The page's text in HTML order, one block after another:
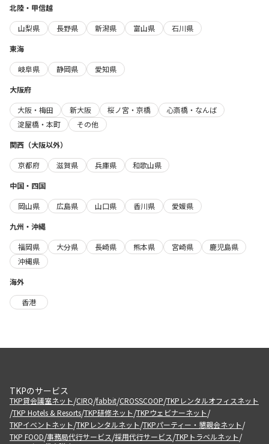
北陸・甲信越
山梨県
長野県 新潟県 富山県
石川県
東海
岐阜県
静岡県
愛知県
大阪府
大阪・梅田
新大阪 桜ノ宮・京橋
心斎橋・なんば
淀屋橋・本町
その他
関西（大阪以外）
京都府
滋賀県 兵庫県
和歌山県
中国・四国
岡山県
広島県 山口県 香川県
愛媛県
九州・沖縄
福岡県
大分県 長崎県 熊本県 宮崎県
鹿児島県
沖縄県
海外
香港
TKPのサービス
TKP貸会議室ネット/CIRQ/fabbit/CROSSCOOP/TKPレンタルオフィスネット
/TKP Hotels & Resorts/TKP研修ネット/TKPウェビナーネット/
TKPイベントネット/TKPレンタルネット/TKPパーティー・懇親会ネット/
TKP FOOD/事務局代行サービス/採用代行サービス/TKPトラベルネット/